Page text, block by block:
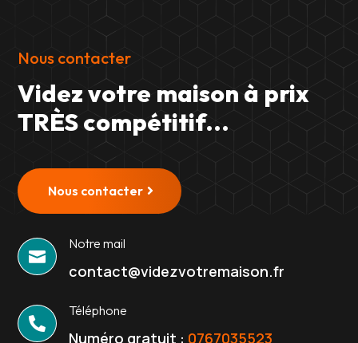
Nous contacter
Videz votre maison à prix
TRÈS compétitif...
Nous contacter

Notre mail
contact@videzvotremaison.fr

Téléphone
Numéro gratuit : 0767035523